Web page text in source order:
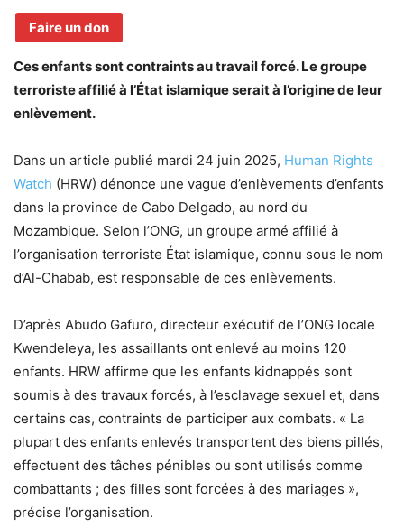
Faire un don
Ces enfants sont contraints au travail forcé. Le groupe
terroriste affilié à l’État islamique serait à l’origine de leur
enlèvement.
Dans un article publié mardi 24 juin 2025, Human Rights
Watch (HRW) dénonce une vague d’enlèvements d’enfants
dans la province de Cabo Delgado, au nord du
Mozambique. Selon l’ONG, un groupe armé affilié à
l’organisation terroriste État islamique, connu sous le nom
d’Al-Chabab, est responsable de ces enlèvements.
D’après Abudo Gafuro, directeur exécutif de l’ONG locale
Kwendeleya, les assaillants ont enlevé au moins 120
enfants. HRW affirme que les enfants kidnappés sont
soumis à des travaux forcés, à l’esclavage sexuel et, dans
certains cas, contraints de participer aux combats. « La
plupart des enfants enlevés transportent des biens pillés,
effectuent des tâches pénibles ou sont utilisés comme
combattants ; des filles sont forcées à des mariages »,
précise l’organisation.